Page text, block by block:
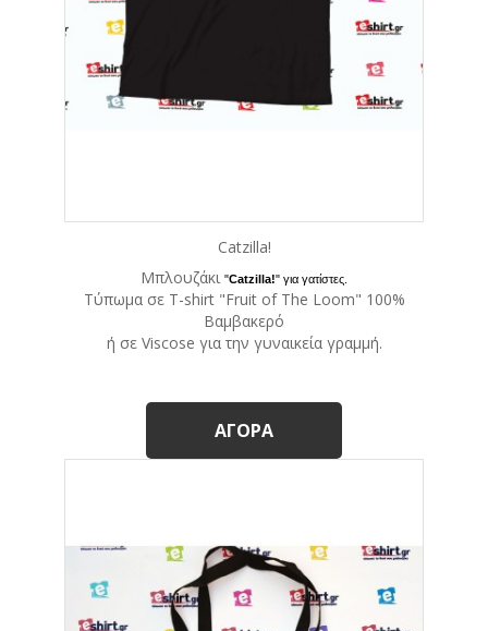
Catzilla!
Μπλουζάκι "Catzilla!" για γατίστες.
Tύπωμα σε T-shirt "Fruit of The Loom" 100%
Βαμβακερό
ή σε Viscose για την γυναικεία γραμμή.
ΑΓΟΡΆ